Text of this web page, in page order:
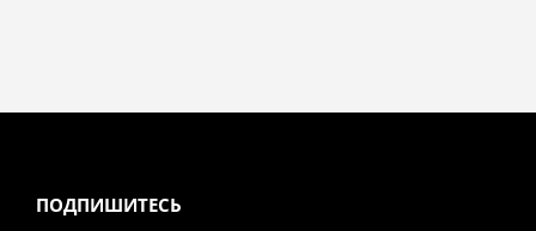
ПОДПИШИТЕСЬ